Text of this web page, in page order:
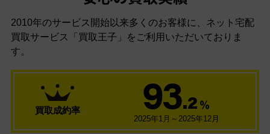
2010年のサービス開始以来多くのお客様に、 ネット宅配
買取サービス「買取王子」をご利用いただいておりま
す。
買取成約率 93.2 ％
2025年1月～2025年12月